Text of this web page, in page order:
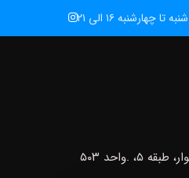
شنبه تا چهارشنبه ۱۶ الی ۲۱
۵۰۳